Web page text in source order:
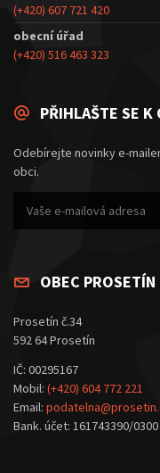
(+420) 607 721 420
obecní úřad
(+420) 516 463 323
PŘIHLAŠTE SE K
Odebírejte novinky e-
obci.
OBEC PROSETÍN
Prosetín č.34
592 64 Prosetín
IČ: 00295167
Mobil: (+420) 604 772 221
Email:
Bank. účet: 161743390/0300